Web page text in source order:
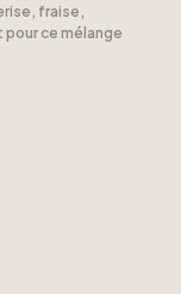
fraise,
ce mélange